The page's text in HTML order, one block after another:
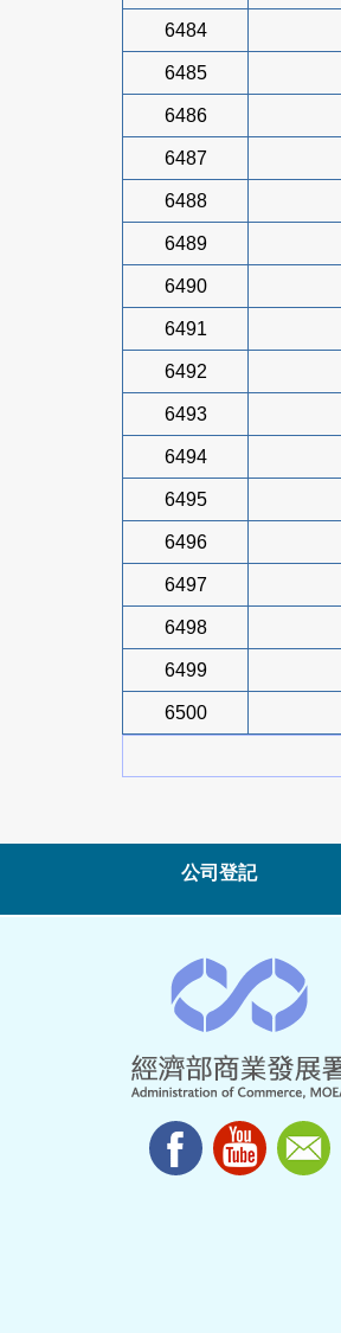
6484
6485
6486
6487
6488
6489
6490
6491
6492
6493
6494
6495
6496
6497
6498
6499
6500
公司登記